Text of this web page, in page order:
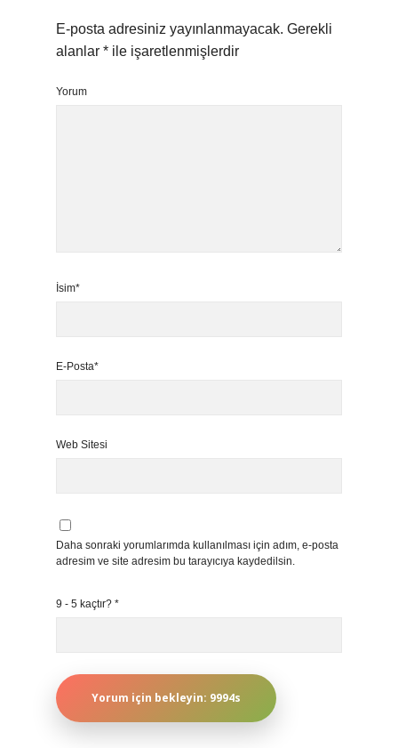
E-posta adresiniz yayınlanmayacak. Gerekli
alanlar * ile işaretlenmişlerdir
Yorum
İsim*
E-Posta*
Web Sitesi
Daha sonraki yorumlarımda kullanılması için adım, e-posta
adresim ve site adresim bu tarayıcıya kaydedilsin.
9 - 5 kaçtır? *